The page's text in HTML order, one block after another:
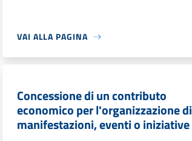
VAI ALLA PAGINA
Concessione di un contributo
economico per l'organizzazione di
manifestazioni, eventi o iniziative